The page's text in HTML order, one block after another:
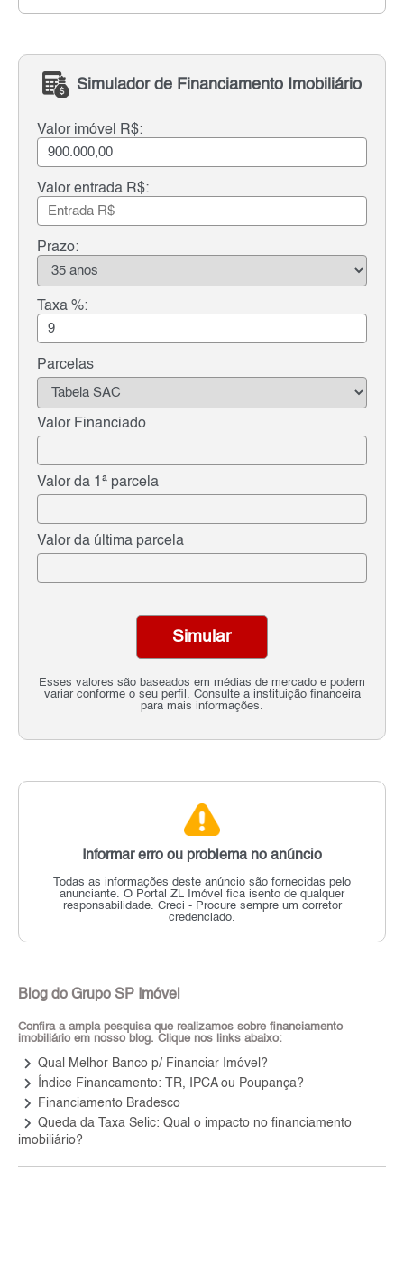
Simulador de Financiamento Imobiliário
Valor imóvel R$:
Valor entrada R$:
Prazo:
Taxa %:
Parcelas
Valor Financiado
Valor da 1ª parcela
Valor da última parcela
Esses valores são baseados em médias de mercado e podem
variar conforme o seu perfil. Consulte a instituição financeira
para mais informações.
Simular
Informar erro ou problema no anúncio
Todas as informações deste anúncio são fornecidas pelo
anunciante. O Portal ZL Imóvel fica isento de qualquer
responsabilidade. Creci - Procure sempre um corretor
credenciado.
Blog do Grupo SP Imóvel
Confira a ampla pesquisa que realizamos sobre financiamento
imobiliário em nosso blog. Clique nos links abaixo:
keyboard_arrow_right Qual Melhor Banco p/ Financiar Imóvel?
keyboard_arrow_right Índice Financamento: TR, IPCA ou Poupança?
keyboard_arrow_right Financiamento Bradesco
keyboard_arrow_right Queda da Taxa Selic: Qual o impacto no financiamento
imobiliário?